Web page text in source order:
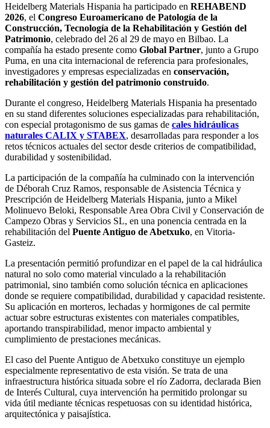
Heidelberg Materials Hispania ha participado en REHABEND
2026, el Congreso Euroamericano de Patología de la
Construcción, Tecnología de la Rehabilitación y Gestión del
Patrimonio, celebrado del 26 al 29 de mayo en Bilbao. La
compañía ha estado presente como Global Partner, junto a Grupo
Puma, en una cita internacional de referencia para profesionales,
investigadores y empresas especializadas en conservación,
rehabilitación y gestión del patrimonio construido.
Durante el congreso, Heidelberg Materials Hispania ha presentado
en su stand diferentes soluciones especializadas para rehabilitación,
con especial protagonismo de sus gamas de cales hidráulicas
naturales CALIX y STABEX, desarrolladas para responder a los
retos técnicos actuales del sector desde criterios de compatibilidad,
durabilidad y sostenibilidad.
La participación de la compañía ha culminado con la intervención
de Déborah Cruz Ramos, responsable de Asistencia Técnica y
Prescripción de Heidelberg Materials Hispania, junto a Mikel
Molinuevo Beloki, Responsable Area Obra Civil y Conservación de
Campezo Obras y Servicios SL, en una ponencia centrada en la
rehabilitación del Puente Antiguo de Abetxuko, en Vitoria-
Gasteiz.
La presentación permitió profundizar en el papel de la cal hidráulica
natural no solo como material vinculado a la rehabilitación
patrimonial, sino también como solución técnica en aplicaciones
donde se requiere compatibilidad, durabilidad y capacidad resistente.
Su aplicación en morteros, lechadas y hormigones de cal permite
actuar sobre estructuras existentes con materiales compatibles,
aportando transpirabilidad, menor impacto ambiental y
cumplimiento de prestaciones mecánicas.
El caso del Puente Antiguo de Abetxuko constituye un ejemplo
especialmente representativo de esta visión. Se trata de una
infraestructura histórica situada sobre el río Zadorra, declarada Bien
de Interés Cultural, cuya intervención ha permitido prolongar su
vida útil mediante técnicas respetuosas con su identidad histórica,
arquitectónica y paisajística.